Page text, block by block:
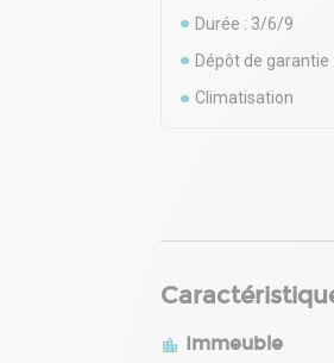
Durée : 3/6/9
Dépôt de garantie
Climatisation
Immeuble